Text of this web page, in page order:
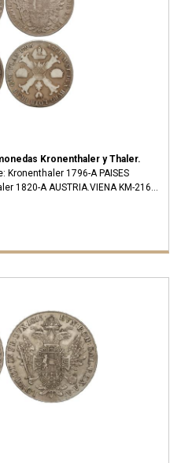
Kronenthaler y Thaler.
Kronenthaler 1796-A PAISES
1820-A AUSTRIA.VIENA KM-2162.